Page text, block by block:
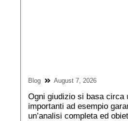
Blog August 7, 2026
Ogni giudizio si basa circa
importanti ad esempio
un’analisi completa ed